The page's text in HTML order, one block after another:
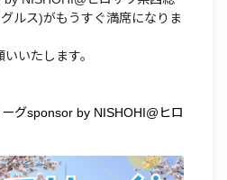
ルス)がもうすぐ満席になりま
いたします。
グsponsor by NISHOHI@ヒロ